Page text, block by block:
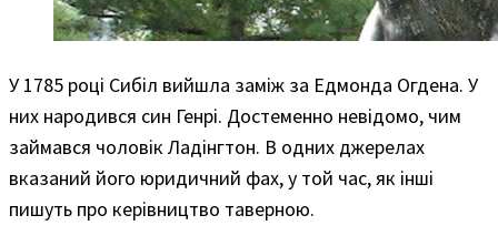
У 1785 році Сибіл вийшла заміж за Едмонда Огдена. У
них народився син Генрі. Достеменно невідомо, чим
займався чоловік Ладінгтон. В одних джерелах
вказаний його юридичний фах, у той час, як інші
пишуть про керівництво таверною.